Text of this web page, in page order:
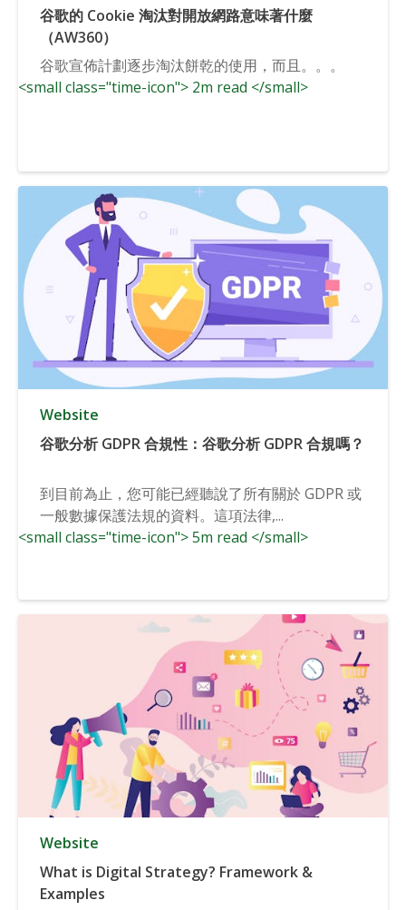
谷歌的 Cookie 淘汰對開放網路意味著什麼
（AW360）
谷歌宣佈計劃逐步淘汰餅乾的使用，而且。。。
<small class="time-icon"> 2m read </small>
Website
谷歌分析 GDPR 合規性：谷歌分析 GDPR 合規嗎？
到目前為止，您可能已經聽說了所有關於 GDPR 或
一般數據保護法規的資料。這項法律,...
<small class="time-icon"> 5m read </small>
Website
What is Digital Strategy? Framework &
Examples